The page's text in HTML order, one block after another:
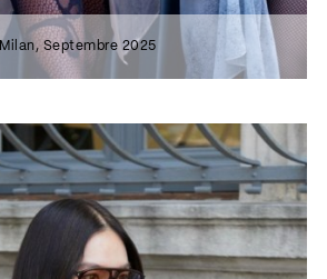
Milan, Septembre 2025